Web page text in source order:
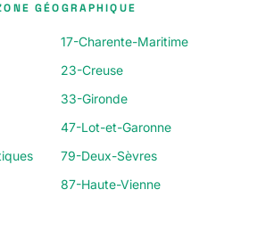
GÉOGRAPHIQUE
17-Charente-Maritime
23-Creuse
33-Gironde
47-Lot-et-Garonne
79-Deux-Sèvres
87-Haute-Vienne